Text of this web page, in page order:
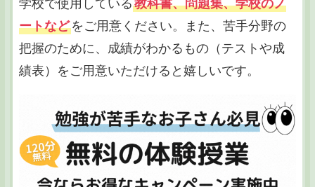
学校で使用している教科書、問題集、学校のノ
ートなどをご用意ください。また、苦手分野の
把握のために、成績がわかるもの（テストや成
績表）をご用意いただけると嬉しいです。